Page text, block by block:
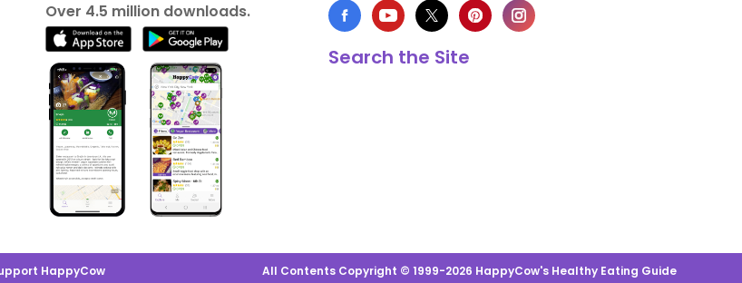
Over 4.5 million downloads.
Search the Site
HappyCow All Contents Copyright © 1999-2026 HappyCow's Healthy Eating Guide